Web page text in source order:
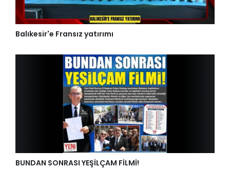
Balıkesir'e Fransız yatırımı
BUNDAN SONRASI YEŞİLÇAM FİLMİ!